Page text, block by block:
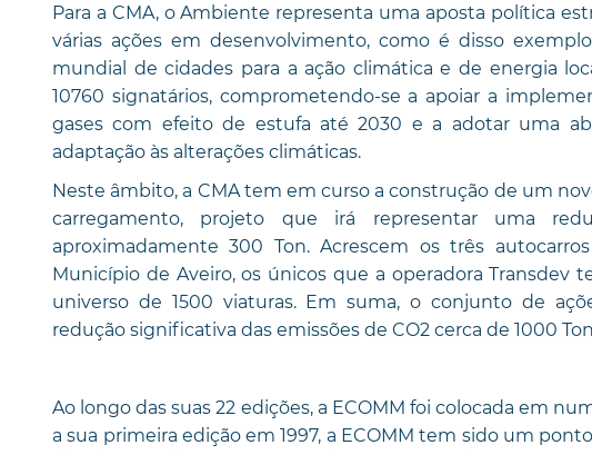
Para a CMA, o Ambiente representa uma aposta política
várias ações em desenvolvimento, como é disso
mundial de cidades para a ação climática e de energia
10760 signatários, comprometendo-se a apoiar a
gases com efeito de estufa até 2030 e a adotar uma
adaptação às alterações climáticas.
Neste âmbito, a CMA tem em curso a construção de um
carregamento, projeto que irá representar uma
aproximadamente 300 Ton. Acrescem os três
Município de Aveiro, os únicos que a operadora
universo de 1500 viaturas. Em suma, o conjunto de
redução significativa das emissões de CO2 cerca de 1000
Ao longo das suas 22 edições, a ECOMM foi colocada em
a sua primeira edição em 1997, a ECOMM tem sido um